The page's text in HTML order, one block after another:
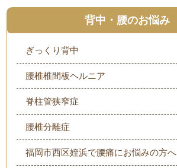
背中・腰のお悩み
ぎっくり背中
腰椎椎間板ヘルニア
脊柱管狭窄症
腰椎分離症
福岡市西区姪浜で腰痛にお悩みの方へ